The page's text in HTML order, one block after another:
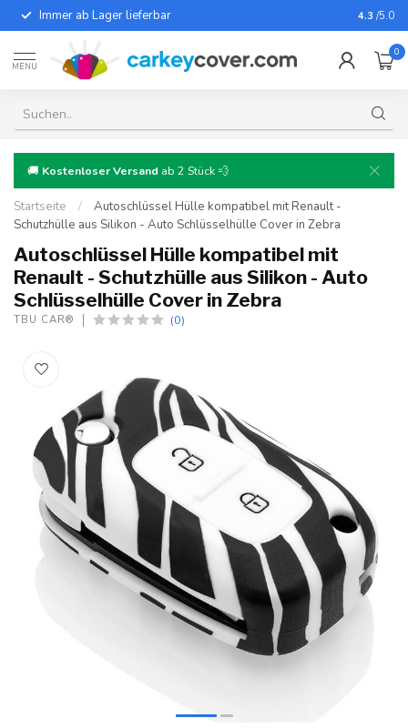
Immer ab Lager lieferbar Für fast
4.3 /5.0
MENU
0
🚚 Kostenloser Versand ab 2 Stück 💨
Startseite /
Autoschlüssel Hülle kompatibel mit Renault -
Schutzhülle aus Silikon - Auto Schlüsselhülle Cover in Zebra
Autoschlüssel Hülle kompatibel mit
Renault - Schutzhülle aus Silikon - Auto
Schlüsselhülle Cover in Zebra
TBU CAR® (0)